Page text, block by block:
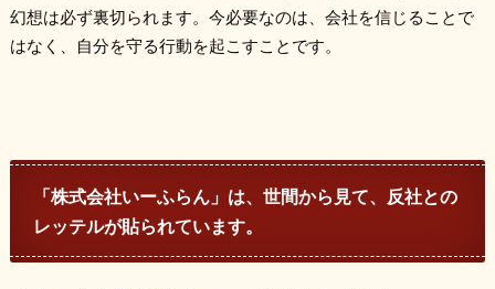
幻想は必ず裏切られます。今必要なのは、会社を信じることで
はなく、自分を守る行動を起こすことです。
「株式会社いーふらん」は、世間から見て、反社との
レッテルが貼られています。